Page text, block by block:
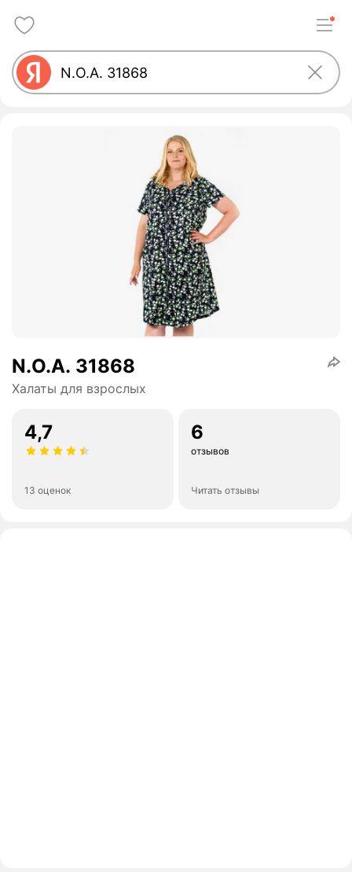
N.O.A. 31868
Халаты для взрослых
4,7
13 оценок
6
отзывов
Читать отзывы